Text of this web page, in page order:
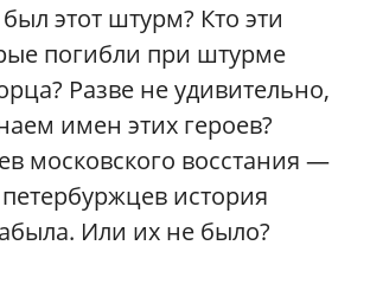
этот штурм? Кто эти
погибли при штурме
Разве не удивительно,
имен этих героев?
московского восстания —
история
Или их не было?